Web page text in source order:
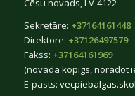
Cēsu novads, LV-4122
Sekretāre: +37164161448
Direktore: +37126497579
Fakss: +37164161969
(novadā kopīgs, norādot
E-pasts: